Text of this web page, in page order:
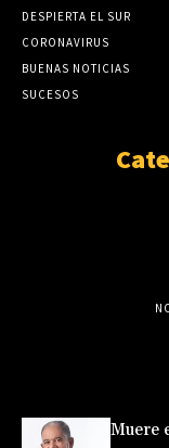
DESPIERTA EL SUR
CORONAVIRUS
BUENAS NOTICIAS
SUCESOS
Muere